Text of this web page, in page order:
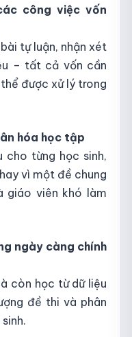
công việc vốn
tự luận, nhận xét
– tất cả vốn cần
được xử lý trong
hóa học tập
từng học sinh,
vì một đề chung
giáo viên khó làm
ngày càng chính
còn học từ dữ liệu
đề thi và phân